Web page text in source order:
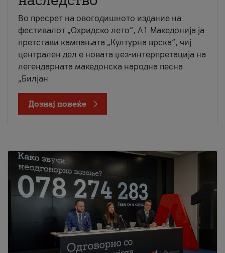
Во пресрет на овогодишното издание на
фестивалот „Охридско лето“, А1 Македонија ја
претстави кампањата „Културна врска“, чиј
централен дел е новата џез-интерпретација на
легендарната македонска народна песна
„Билјан
Дознај повеќе